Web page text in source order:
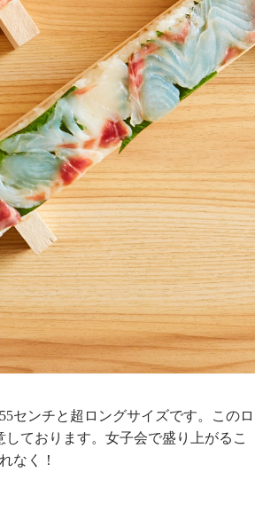
センチと超ロングサイズです。このロ
ております。女子会で盛り上がるこ
なく！